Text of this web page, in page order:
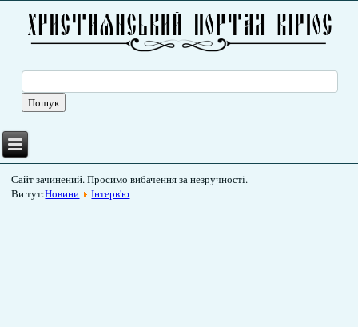
Сайт зачинений. Просимо вибачення за незручності.
Ви тут:Новини Інтерв'ю